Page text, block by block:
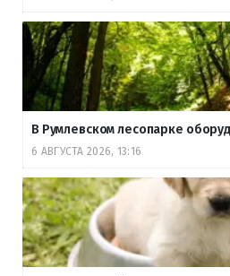
В Румлевском лесопарке
6 АВГУСТА 2026, 13:16